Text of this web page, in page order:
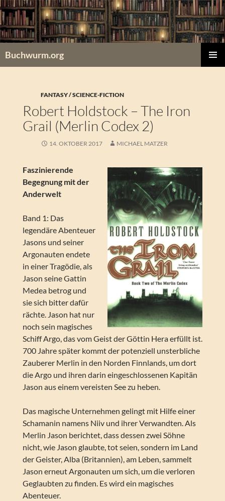
Zum
Inhalt
springen
Buchwurm.org
FANTASY / SCIENCE-FICTION
Robert Holdstock – The Iron
Grail (Merlin Codex 2)
14. OKTOBER 2017 MICHAEL MATZER
Faszinierende
Begegnung mit der
Anderwelt
Band 1: Das
legendäre Abenteuer
Jasons und seiner
Argonauten endete
in einer Tragödie, als
Jason seine Gattin
Medea betrog und
sie sich bitter dafür
rächte. Jason hat nur
noch sein magisches
Schiff Argo, das vom Geist der Göttin Hera erfüllt ist.
700 Jahre später kommt der potenziell unsterbliche
Zauberer Merlin in den Norden Finnlands, um dort
die Argo und ihren darin eingeschlossenen Kapitän
Jason aus einem vereisten See zu heben.
Das magische Unternehmen gelingt mit Hilfe einer
Schamanin namens Niiv und ihrer Verwandten. Als
Merlin Jason berichtet, dass dessen zwei Söhne
nicht, wie Jason glaubte, tot seien, sondern im Land
der Geister, Alba (Britannien), am Leben, sammelt
Jason erneut Argonauten um sich, um die verloren
Geglaubten zu finden. Es wird ein magisches
Abenteuer.